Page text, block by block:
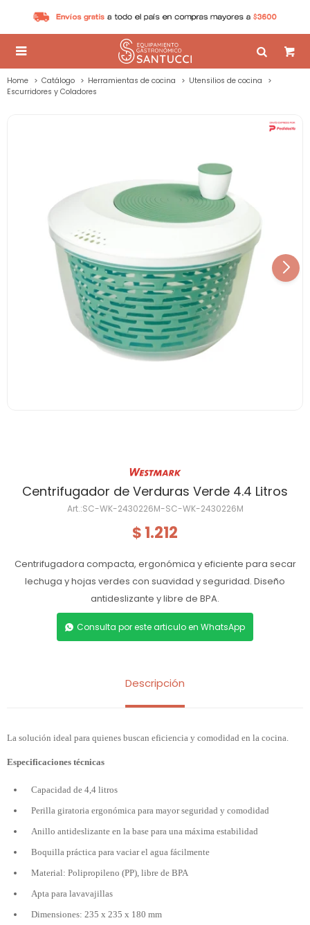

Home Catálogo Herramientas de cocina
Utensilios de cocina
Escurridores y Coladores
Centrifugador de Verduras Verde 4.4 Litros
SC-WK-2430226M-SC-WK-2430226M
$ 1.212
Centrifugadora compacta, ergonómica y eficiente para secar
lechuga y hojas verdes con suavidad y seguridad. Diseño
antideslizante y libre de BPA.
Consulta por este articulo en WhatsApp
Descripción
La solución ideal para quienes buscan eficiencia y comodidad en la cocina.
Especificaciones técnicas
Capacidad de 4,4 litros
Perilla giratoria ergonómica para mayor seguridad y comodidad
Anillo antideslizante en la base para una máxima estabilidad
Boquilla práctica para vaciar el agua fácilmente
Material: Polipropileno (PP), libre de BPA
Apta para lavavajillas
Dimensiones: 235 x 235 x 180 mm